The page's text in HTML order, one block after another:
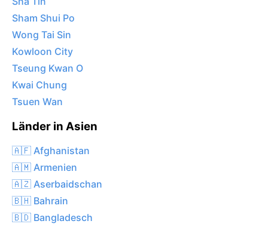
Sham Shui Po
Wong Tai Sin
Kowloon City
Tseung Kwan O
Kwai Chung
Tsuen Wan
Länder in Asien
🇦🇫 Afghanistan
🇦🇲 Armenien
🇦🇿 Aserbaidschan
🇧🇭 Bahrain
🇧🇩 Bangladesch